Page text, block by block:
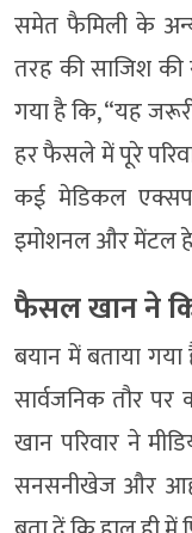
समेत फैमिली के
तरह की साजिश की
गया है कि, “यह
हर फैसले में पूरे
कई मेडिकल
इमोशनल और मेंटल
फैसल खान ने
बयान में बताया
सार्वजनिक तौर
खान परिवार ने
सनसनीखेज और